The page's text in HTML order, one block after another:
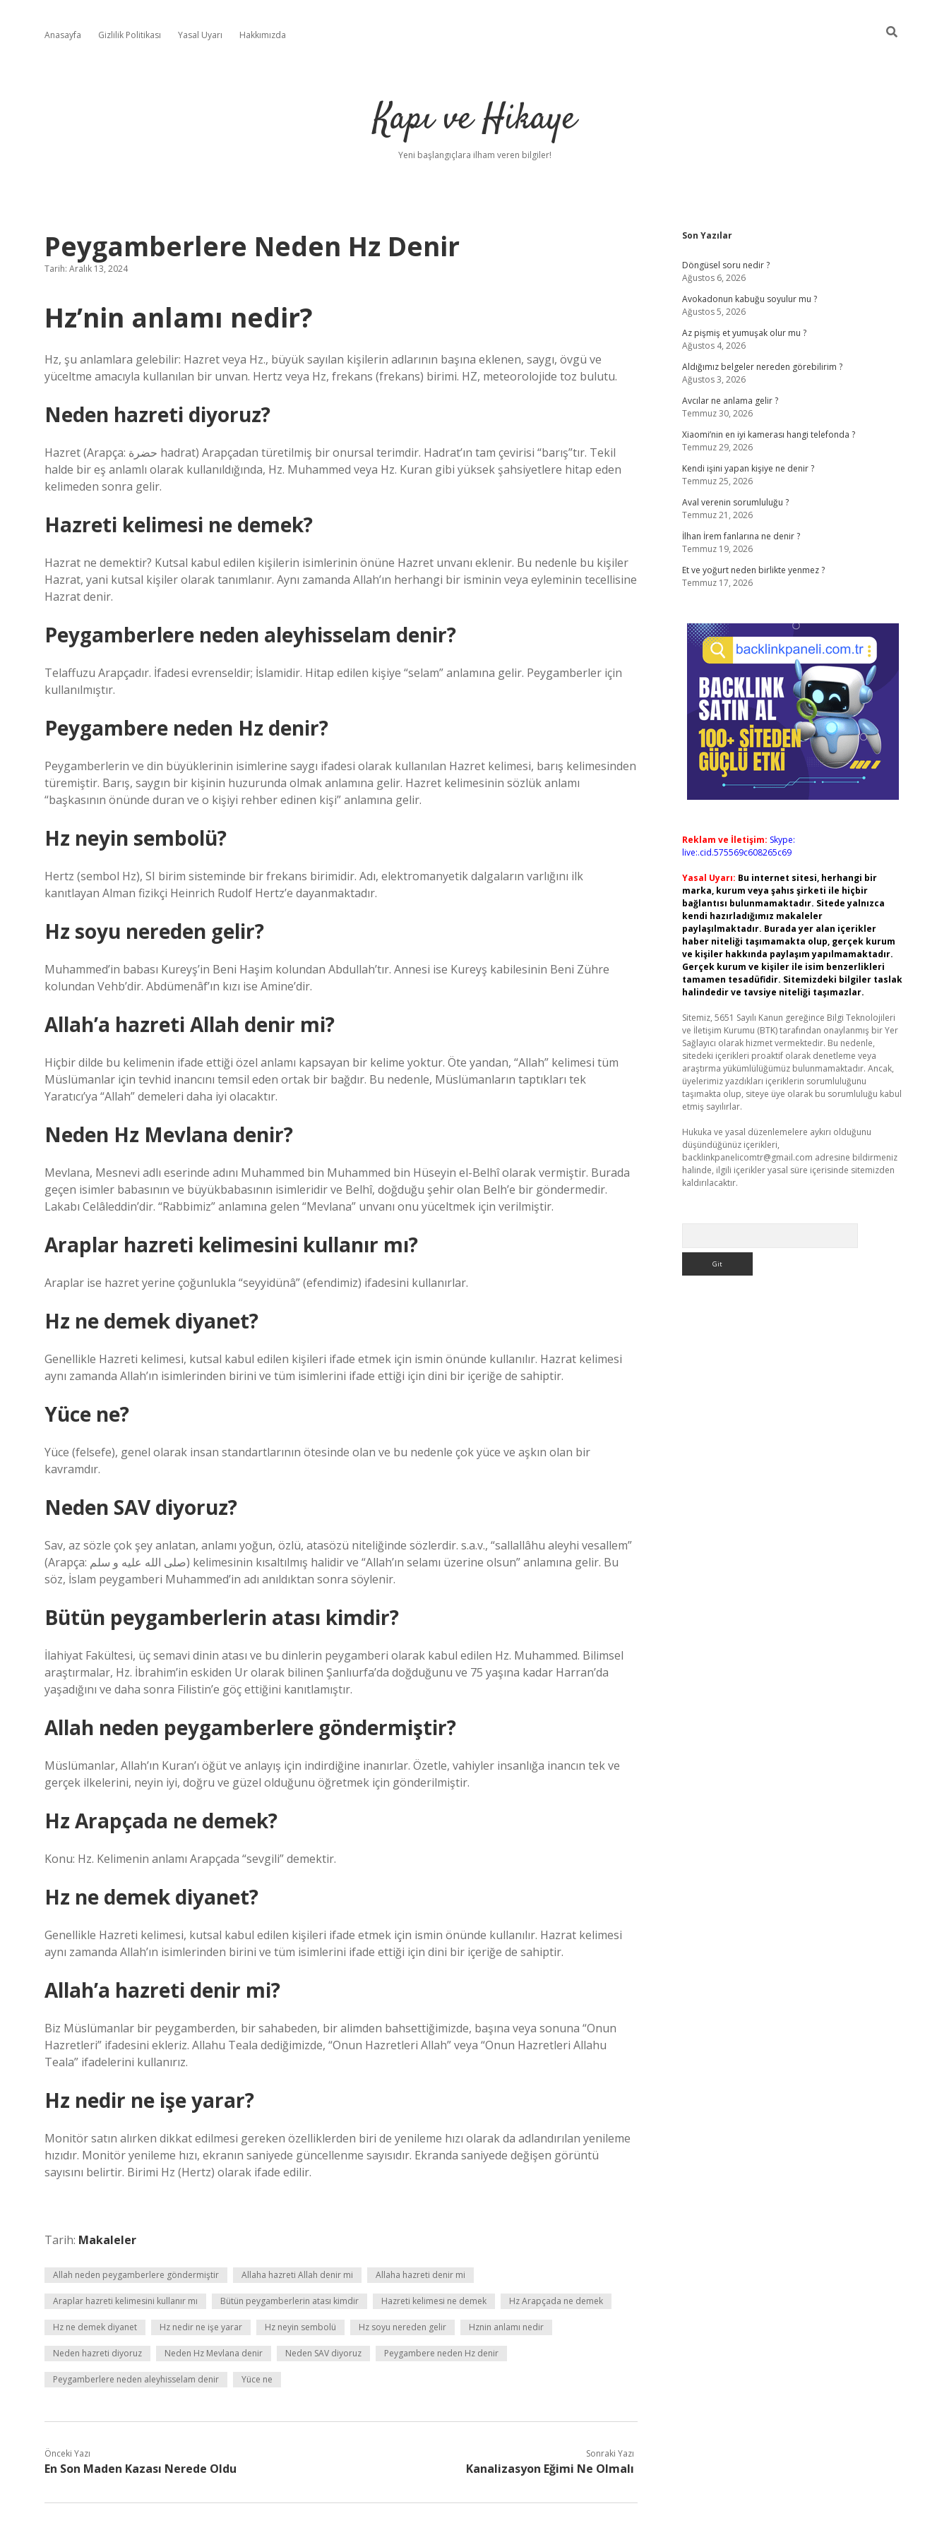
Anasayfa Gizlilik Politikası Yasal Uyarı Hakkımızda
Kapı ve Hikaye
Yeni başlangıçlara ilham veren bilgiler!
Peygamberlere Neden Hz Denir
Tarih: Aralık 13, 2024
Hz’nin anlamı nedir?
Hz, şu anlamlara gelebilir: Hazret veya Hz., büyük sayılan kişilerin adlarının başına eklenen, saygı, övgü ve
yüceltme amacıyla kullanılan bir unvan. Hertz veya Hz, frekans (frekans) birimi. HZ, meteorolojide toz bulutu.
Neden hazreti diyoruz?
Hazret (Arapça: حضرة hadrat) Arapçadan türetilmiş bir onursal terimdir. Hadrat’ın tam çevirisi “barış”tır. Tekil
halde bir eş anlamlı olarak kullanıldığında, Hz. Muhammed veya Hz. Kuran gibi yüksek şahsiyetlere hitap eden
kelimeden sonra gelir.
Hazreti kelimesi ne demek?
Hazrat ne demektir? Kutsal kabul edilen kişilerin isimlerinin önüne Hazret unvanı eklenir. Bu nedenle bu kişiler
Hazrat, yani kutsal kişiler olarak tanımlanır. Aynı zamanda Allah’ın herhangi bir isminin veya eyleminin tecellisine
Hazrat denir.
Peygamberlere neden aleyhisselam denir?
Telaffuzu Arapçadır. İfadesi evrenseldir; İslamidir. Hitap edilen kişiye “selam” anlamına gelir. Peygamberler için
kullanılmıştır.
Peygambere neden Hz denir?
Peygamberlerin ve din büyüklerinin isimlerine saygı ifadesi olarak kullanılan Hazret kelimesi, barış kelimesinden
türemiştir. Barış, saygın bir kişinin huzurunda olmak anlamına gelir. Hazret kelimesinin sözlük anlamı
“başkasının önünde duran ve o kişiyi rehber edinen kişi” anlamına gelir.
Hz neyin sembolü?
Hertz (sembol Hz), SI birim sisteminde bir frekans birimidir. Adı, elektromanyetik dalgaların varlığını ilk
kanıtlayan Alman fizikçi Heinrich Rudolf Hertz’e dayanmaktadır.
Hz soyu nereden gelir?
Muhammed’in babası Kureyş’in Beni Haşim kolundan Abdullah’tır. Annesi ise Kureyş kabilesinin Beni Zühre
kolundan Vehb’dir. Abdümenâf’ın kızı ise Amine’dir.
Allah’a hazreti Allah denir mi?
Hiçbir dilde bu kelimenin ifade ettiği özel anlamı kapsayan bir kelime yoktur. Öte yandan, “Allah” kelimesi tüm
Müslümanlar için tevhid inancını temsil eden ortak bir bağdır. Bu nedenle, Müslümanların taptıkları tek
Yaratıcı’ya “Allah” demeleri daha iyi olacaktır.
Neden Hz Mevlana denir?
Mevlana, Mesnevi adlı eserinde adını Muhammed bin Muhammed bin Hüseyin el-Belhî olarak vermiştir. Burada
geçen isimler babasının ve büyükbabasının isimleridir ve Belhî, doğduğu şehir olan Belh’e bir göndermedir.
Lakabı Celâleddin’dir. “Rabbimiz” anlamına gelen “Mevlana” unvanı onu yüceltmek için verilmiştir.
Araplar hazreti kelimesini kullanır mı?
Araplar ise hazret yerine çoğunlukla “seyyidünâ” (efendimiz) ifadesini kullanırlar.
Hz ne demek diyanet?
Genellikle Hazreti kelimesi, kutsal kabul edilen kişileri ifade etmek için ismin önünde kullanılır. Hazrat kelimesi
aynı zamanda Allah’ın isimlerinden birini ve tüm isimlerini ifade ettiği için dini bir içeriğe de sahiptir.
Yüce ne?
Yüce (felsefe), genel olarak insan standartlarının ötesinde olan ve bu nedenle çok yüce ve aşkın olan bir
kavramdır.
Neden SAV diyoruz?
Sav, az sözle çok şey anlatan, anlamı yoğun, özlü, atasözü niteliğinde sözlerdir. s.a.v., “sallallâhu aleyhi vesallem”
(Arapça: صلى الله عليه و سلم) kelimesinin kısaltılmış halidir ve “Allah’ın selamı üzerine olsun” anlamına gelir. Bu
söz, İslam peygamberi Muhammed’in adı anıldıktan sonra söylenir.
Bütün peygamberlerin atası kimdir?
İlahiyat Fakültesi, üç semavi dinin atası ve bu dinlerin peygamberi olarak kabul edilen Hz. Muhammed. Bilimsel
araştırmalar, Hz. İbrahim’in eskiden Ur olarak bilinen Şanlıurfa’da doğduğunu ve 75 yaşına kadar Harran’da
yaşadığını ve daha sonra Filistin’e göç ettiğini kanıtlamıştır.
Allah neden peygamberlere göndermiştir?
Müslümanlar, Allah’ın Kuran’ı öğüt ve anlayış için indirdiğine inanırlar. Özetle, vahiyler insanlığa inancın tek ve
gerçek ilkelerini, neyin iyi, doğru ve güzel olduğunu öğretmek için gönderilmiştir.
Hz Arapçada ne demek?
Konu: Hz. Kelimenin anlamı Arapçada “sevgili” demektir.
Hz ne demek diyanet?
Genellikle Hazreti kelimesi, kutsal kabul edilen kişileri ifade etmek için ismin önünde kullanılır. Hazrat kelimesi
aynı zamanda Allah’ın isimlerinden birini ve tüm isimlerini ifade ettiği için dini bir içeriğe de sahiptir.
Allah’a hazreti denir mi?
Biz Müslümanlar bir peygamberden, bir sahabeden, bir alimden bahsettiğimizde, başına veya sonuna “Onun
Hazretleri” ifadesini ekleriz. Allahu Teala dediğimizde, “Onun Hazretleri Allah” veya “Onun Hazretleri Allahu
Teala” ifadelerini kullanırız.
Hz nedir ne işe yarar?
Monitör satın alırken dikkat edilmesi gereken özelliklerden biri de yenileme hızı olarak da adlandırılan yenileme
hızıdır. Monitör yenileme hızı, ekranın saniyede güncellenme sayısıdır. Ekranda saniyede değişen görüntü
sayısını belirtir. Birimi Hz (Hertz) olarak ifade edilir.
Tarih: Makaleler
Allah neden peygamberlere göndermiştir Allaha hazreti Allah denir mi Allaha hazreti denir mi
Araplar hazreti kelimesini kullanır mı Bütün peygamberlerin atası kimdir Hazreti kelimesi ne demek Hz Arapçada ne demek
Hz ne demek diyanet Hz nedir ne işe yarar Hz neyin sembolü Hz soyu nereden gelir Hznin anlamı nedir
Neden hazreti diyoruz Neden Hz Mevlana denir Neden SAV diyoruz Peygambere neden Hz denir
Peygamberlere neden aleyhisselam denir Yüce ne
Önceki Yazı
En Son Maden Kazası Nerede Oldu
Sonraki Yazı
Kanalizasyon Eğimi Ne Olmalı
Sidebar
Son Yazılar
Döngüsel soru nedir ?
Ağustos 6, 2026
Avokadonun kabuğu soyulur mu ?
Ağustos 5, 2026
Az pişmiş et yumuşak olur mu ?
Ağustos 4, 2026
Aldığımız belgeler nereden görebilirim ?
Ağustos 3, 2026
Avcılar ne anlama gelir ?
Temmuz 30, 2026
Xiaomi’nin en iyi kamerası hangi telefonda ?
Temmuz 29, 2026
Kendi işini yapan kişiye ne denir ?
Temmuz 25, 2026
Aval verenin sorumluluğu ?
Temmuz 21, 2026
İlhan İrem fanlarına ne denir ?
Temmuz 19, 2026
Et ve yoğurt neden birlikte yenmez ?
Temmuz 17, 2026
Reklam ve İletişim: Skype:
live:.cid.575569c608265c69
Yasal Uyarı: Bu internet sitesi, herhangi bir
marka, kurum veya şahıs şirketi ile hiçbir
bağlantısı bulunmamaktadır. Sitede yalnızca
kendi hazırladığımız makaleler
paylaşılmaktadır. Burada yer alan içerikler
haber niteliği taşımamakta olup, gerçek kurum
ve kişiler hakkında paylaşım yapılmamaktadır.
Gerçek kurum ve kişiler ile isim benzerlikleri
tamamen tesadüfidir. Sitemizdeki bilgiler taslak
halindedir ve tavsiye niteliği taşımazlar.
Sitemiz, 5651 Sayılı Kanun gereğince Bilgi Teknolojileri
ve İletişim Kurumu (BTK) tarafından onaylanmış bir Yer
Sağlayıcı olarak hizmet vermektedir. Bu nedenle,
sitedeki içerikleri proaktif olarak denetleme veya
araştırma yükümlülüğümüz bulunmamaktadır. Ancak,
üyelerimiz yazdıkları içeriklerin sorumluluğunu
taşımakta olup, siteye üye olarak bu sorumluluğu kabul
etmiş sayılırlar.
Hukuka ve yasal düzenlemelere aykırı olduğunu
düşündüğünüz içerikleri,
backlinkpanelicomtr@gmail.com adresine bildirmeniz
halinde, ilgili içerikler yasal süre içerisinde sitemizden
kaldırılacaktır.